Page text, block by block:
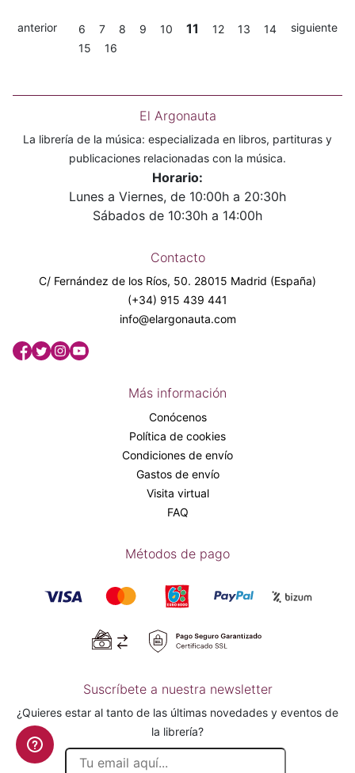
anterior 6 7 8 9 10 11 12 13
14
15
16
siguiente
El Argonauta
La librería de la música: especializada en libros, partituras y
publicaciones relacionadas con la música.
Horario:
Lunes a Viernes, de 10:00h a 20:30h
Sábados de 10:30h a 14:00h
Contacto
C/ Fernández de los Ríos, 50. 28015 Madrid (España)
(+34) 915 439 441
info@elargonauta.com
Más información
Conócenos
Política de cookies
Condiciones de envío
Gastos de envío
Visita virtual
FAQ
Métodos de pago
Suscríbete a nuestra newsletter
¿Quieres estar al tanto de las últimas novedades y eventos de
la librería?